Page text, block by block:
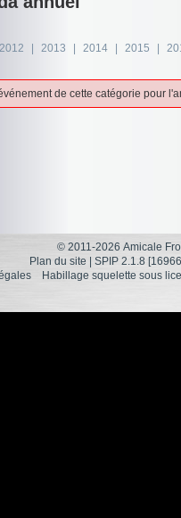
2012 2013 2014 2015
de cette catégorie pour
© 2011-2026 Amicale
Plan du site
SPIP 2.1.8
Habillage squelette sous